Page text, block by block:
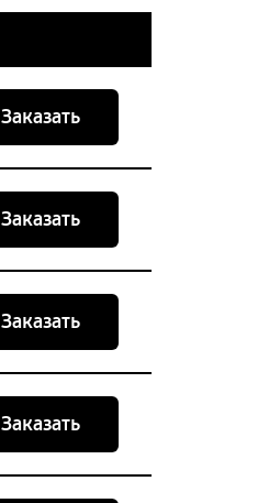
Заказать
Заказать
Заказать
Заказать